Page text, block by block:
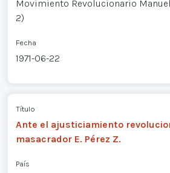
Movimiento Revolucionario
2)
Fecha
1971-06-22
Título
Ante el ajusticiamiento
masacrador E. Pérez Z.
País